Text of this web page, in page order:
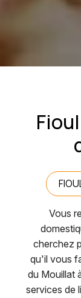
Vous
cherchez
qu'il vous
du Mouillat
services de